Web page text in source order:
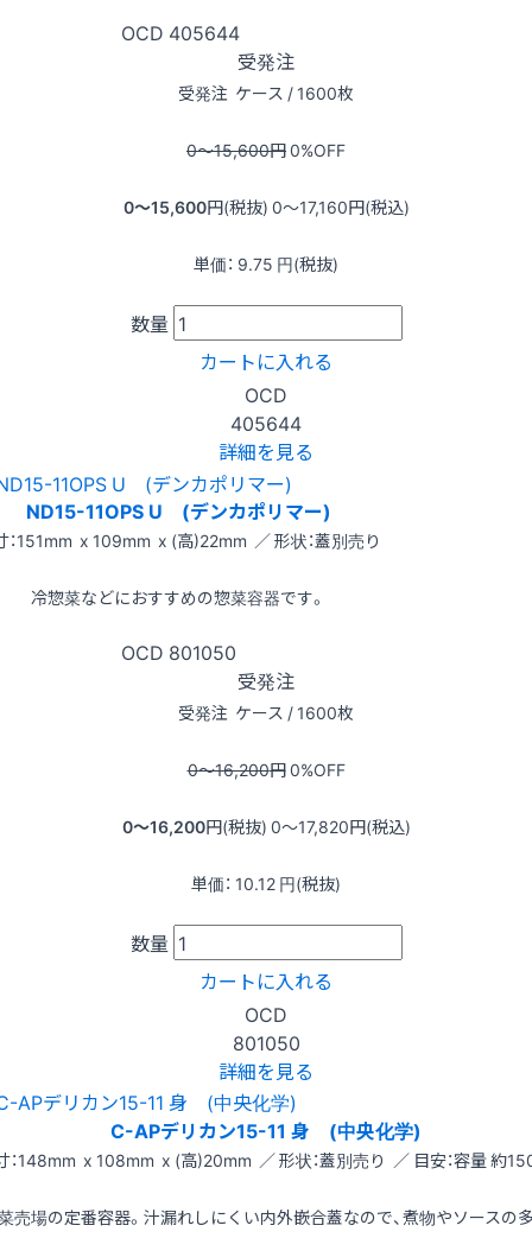
OCD 405644
受発注
受発注 ケース / 1600枚
0〜15,600円0%OFF
0〜15,600円(税抜) 0〜17,160円(税込)
単価： 9.75 円(税抜)
数量
カートに入れる
OCD
405644
詳細を見る
ND15-11OPS U (デンカポリマー)
：151mm x 109mm x (高)22mm ／ 形状：蓋別売り
冷惣菜などにおすすめの惣菜容器です。
OCD 801050
受発注
受発注 ケース / 1600枚
0〜16,200円0%OFF
0〜16,200円(税抜) 0〜17,820円(税込)
単価： 10.12 円(税抜)
数量
カートに入れる
OCD
801050
詳細を見る
C-APデリカン15-11 身 (中央化学)
：148mm x 108mm x (高)20mm ／ 形状：蓋別売り ／ 目安：容量 約
売場の定番容器。汁漏れしにくい内外嵌合蓋なので、煮物やソースの